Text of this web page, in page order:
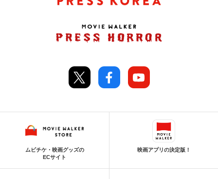
ムビチケ・映画グッズの
ECサイト
映画アプリの決定版！